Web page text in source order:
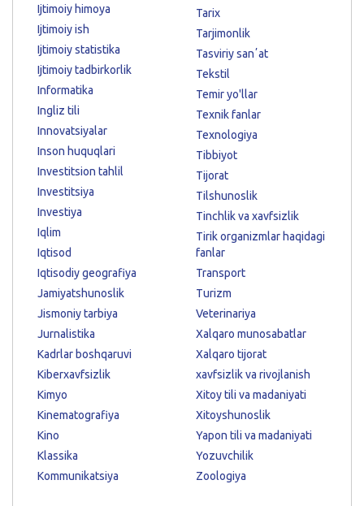
Ijtimoiy himoya
Ijtimoiy ish
Ijtimoiy statistika
Ijtimoiy tadbirkorlik
Informatika
Ingliz tili
Innovatsiyalar
Inson huquqlari
Investitsion tahlil
Investitsiya
Investiya
Iqlim
Iqtisod
Iqtisodiy geografiya
Jamiyatshunoslik
Jismoniy tarbiya
Jurnalistika
Kadrlar boshqaruvi
Kiberxavfsizlik
Kimyo
Kinematografiya
Kino
Klassika
Kommunikatsiya
Tarix
Tarjimonlik
Tasviriy sanʼat
Tekstil
Temir yo'llar
Texnik fanlar
Texnologiya
Tibbiyot
Tijorat
Tilshunoslik
Tinchlik va xavfsizlik
Tirik organizmlar haqidagi
fanlar
Transport
Turizm
Veterinariya
Xalqaro munosabatlar
Xalqaro tijorat
xavfsizlik va rivojlanish
Xitoy tili va madaniyati
Xitoyshunoslik
Yapon tili va madaniyati
Yozuvchilik
Zoologiya